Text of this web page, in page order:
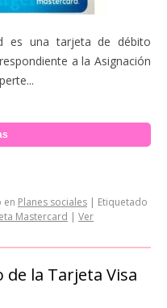
es una tarjeta de débito
a la Asignación
en Planes sociales | Etiquetado
Mastercard | Ver
la Tarjeta Visa